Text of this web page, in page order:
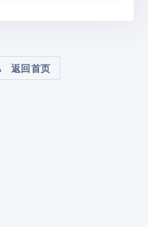
返回首页